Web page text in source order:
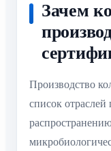
Зачем
Производство
список